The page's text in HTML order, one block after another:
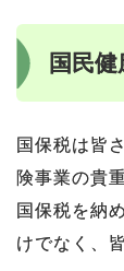
国民
国保税は皆
険事業の貴
国保税を納
けでなく、